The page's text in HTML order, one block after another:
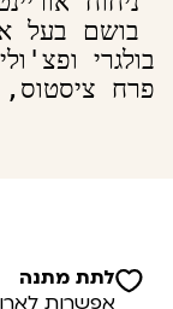
פרח
לתת מתנה
אפשרות